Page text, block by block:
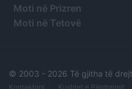
Moti në Prizren
Moti në Tetovë
© 2003 - 2026 Të gjitha të
Kontaktoni Kushtet e Përdorimit